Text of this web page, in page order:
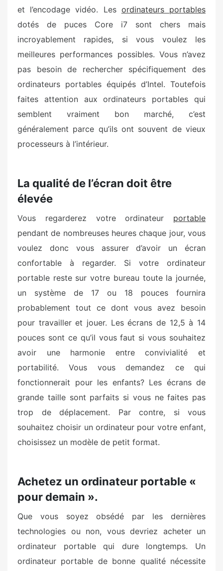
et l’encodage vidéo. Les ordinateurs portables
dotés de puces Core i7 sont chers mais
incroyablement rapides, si vous voulez les
meilleures performances possibles. Vous n’avez
pas besoin de rechercher spécifiquement des
ordinateurs portables équipés d’Intel. Toutefois
faites attention aux ordinateurs portables qui
semblent vraiment bon marché, c’est
généralement parce qu’ils ont souvent de vieux
processeurs à l’intérieur.
La qualité de l’écran doit être
élevée
Vous regarderez votre ordinateur portable
pendant de nombreuses heures chaque jour, vous
voulez donc vous assurer d’avoir un écran
confortable à regarder. Si votre ordinateur
portable reste sur votre bureau toute la journée,
un système de 17 ou 18 pouces fournira
probablement tout ce dont vous avez besoin
pour travailler et jouer. Les écrans de 12,5 à 14
pouces sont ce qu’il vous faut si vous souhaitez
avoir une harmonie entre convivialité et
portabilité. Vous vous demandez ce qui
fonctionnerait pour les enfants? Les écrans de
grande taille sont parfaits si vous ne faites pas
trop de déplacement. Par contre, si vous
souhaitez choisir un ordinateur pour votre enfant,
choisissez un modèle de petit format.
Achetez un ordinateur portable «
pour demain ».
Que vous soyez obsédé par les dernières
technologies ou non, vous devriez acheter un
ordinateur portable qui dure longtemps. Un
ordinateur portable de bonne qualité nécessite